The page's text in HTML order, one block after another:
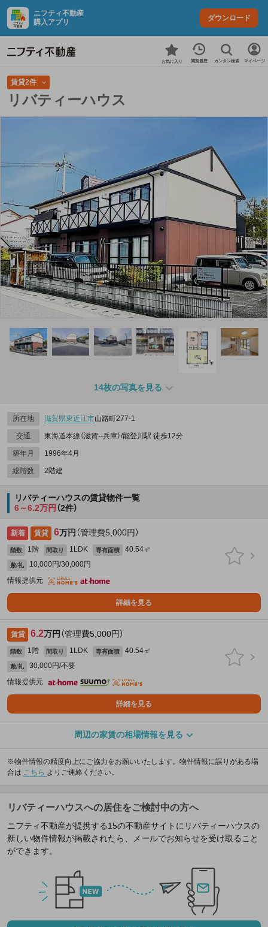
ニフティ不動産
購入アプリ
ダウンロード
お気に入り 閲覧履歴 カンタン検索 マイページ
賃貸2件
リバティーハウス
14枚の写真を見る
所在地 滋賀県東近江市山路町277‐1
交通 東海道本線（滋賀--兵庫）/能登川駅 徒歩12分
築年月 1996年4月
総階数 2階建
リバティーハウスの賃貸物件一覧
6～6.2万円 （2件）
新着 賃貸 6万円 （管理費5,000円）
階数 1階 間取り 1LDK 専有面積 40.54㎡
敷/礼
10,000円/30,000円
情報提供元
詳細を見る
賃貸 6.2万円 （管理費5,000円）
階数 1階 間取り 1LDK 専有面積 40.54㎡
敷/礼
30,000円/不要
情報提供元
詳細を見る
周辺の家賃の相場情報を見る
※物件情報の精度向上にご協力をお願いいたします。物件情報に誤りがある場
合は こちら よりご連絡ください。
リバティーハウスへの居住をご検討中の方へ
ニフティ不動産が提携する15の不動産サイトにリバティーハウスの
新しい物件情報が掲載されたら、メールでお知らせを受け取ること
ができます。